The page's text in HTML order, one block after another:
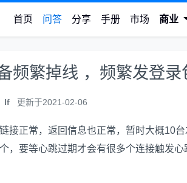
首页 问答 分享 手册 市场 商业
频繁掉线 ，频繁发登
lf 更新于2021-02-06
接正常，返回信息也正常，暂时大概10
，要等心跳过期才会有很多个连接触发